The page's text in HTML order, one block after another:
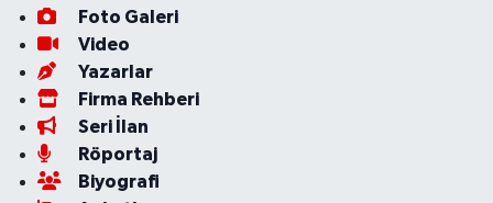
Foto Galeri
Video
Yazarlar
Firma Rehberi
Seri İlan
Röportaj
Biyografi